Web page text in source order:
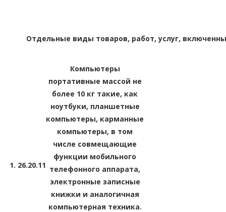
Отдельные виды товаров, работ, услуг,
1. 26.20.11
Компьютеры
портативные массой не
более 10 кг такие, как
ноутбуки, планшетные
компьютеры, карманные
компьютеры, в том
числе совмещающие
функции мобильного
телефонного аппарата,
электронные записные
книжки и аналогичная
компьютерная техника.